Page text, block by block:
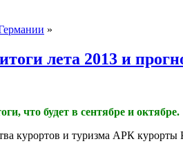
»
лета 2013 и
что будет в сентябре и октябре.
курортов и туризма АРК курорты